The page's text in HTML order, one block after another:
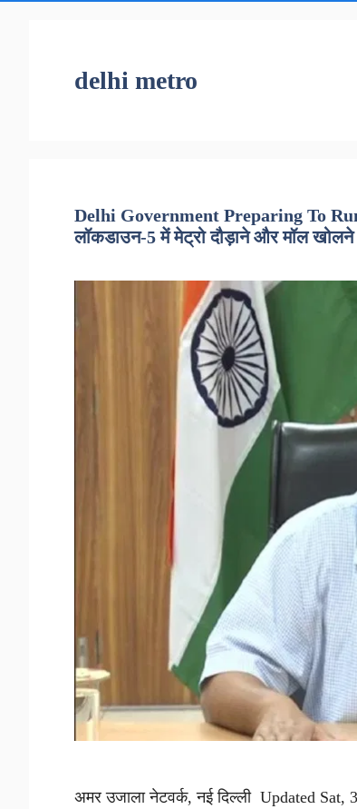
delhi metro
Delhi Government Preparing To
लॉकडाउन-5 में मेट्रो दौड़ाने और मॉल खोलने
अमर उजाला नेटवर्क, नई दिल्ली Updated